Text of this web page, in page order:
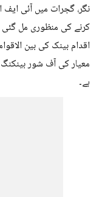
نگر، گجرات میں آئی
کرنے کی منظوری مل گئی
اقدام بینک کی بین
معیار کی آف شور
ہے۔